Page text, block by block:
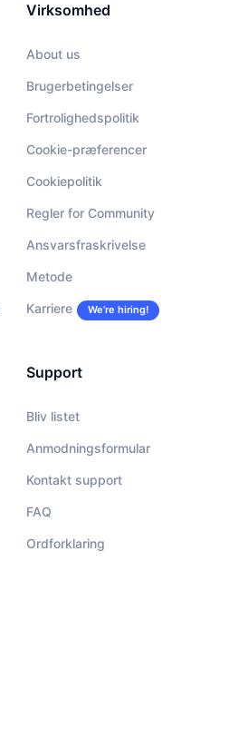
Virksomhed
About us
Brugerbetingelser
Fortrolighedspolitik
Cookie-præferencer
Cookiepolitik
Regler for Community
Ansvarsfraskrivelse
Metode
Karriere We’re hiring!
Support
Bliv listet
Anmodningsformular
Kontakt support
FAQ
Ordforklaring